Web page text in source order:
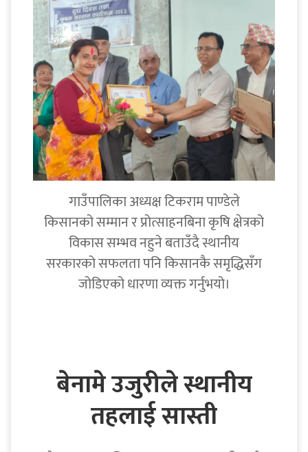
गाउँपालिका अध्यक्ष टिकराम पाण्डेले
किसानको सम्मान र प्रोत्साहनबिना कृषि क्षेत्रको
विकास सम्भव नहुने बताउँदै स्थानीय
सरकारको सफलता पनि किसानकै समृद्धिसँग
जोडिएको धारणा व्यक्त गर्नुभयो।
बेनामे उजुरीले स्थानीय
तहलाई सास्ती